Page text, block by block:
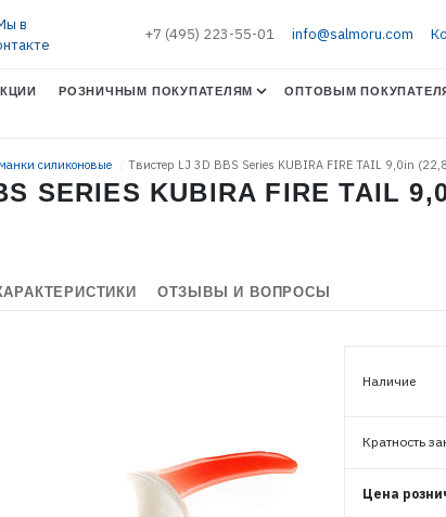
ПАРОЛЬ
+7 (495) 223-55-01 info@salmoru.com
РОЗНИЧНЫМ ПОКУПАТЕЛЯМ ОПТОВЫМ
силиконовые Твистер LJ 3D BBS Series KUBIRA FIRE TAIL 9,0in
SERIES KUBIRA FIRE TAIL
ОТЗЫВЫ И ВОПРОСЫ
Наличие
Кратность
Цена